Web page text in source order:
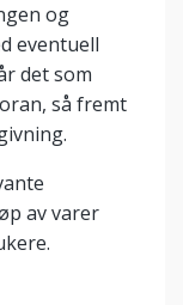
og
eventuell
det som
så fremt
av varer